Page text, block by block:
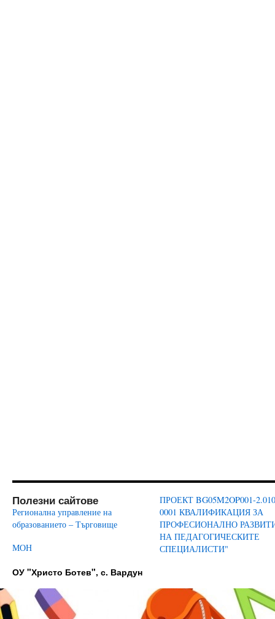
Полезни сайтове
Регионална управление на
образованието – Търговище
МОН
ПРОЕКТ BG05M2OP001-
0001 КВАЛИФИКАЦИЯ ЗА
ПРОФЕСИОНАЛНО
НА ПЕДАГОГИЧЕСКИТЕ
СПЕЦИАЛИСТИ"
ОУ "Христо Ботев", с. Вардун